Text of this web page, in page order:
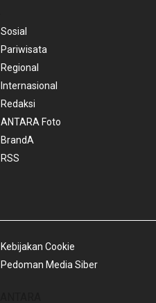
Sosial
Pariwisata
Regional
Internasional
Redaksi
ANTARA Foto
BrandA
RSS
Kebijakan Cookie
Pedoman Media Siber